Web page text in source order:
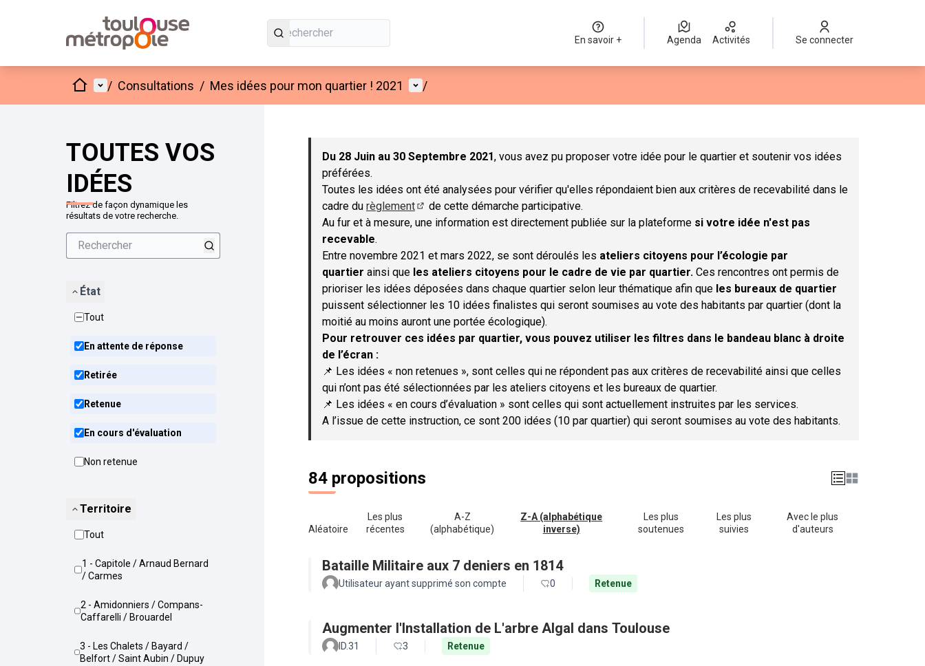
En savoir + Agenda Activités Se connecter
AccueilMenu principal
/ Consultations / Mes idées pour mon quartier ! 2021 Menu utilisateur
/
TOUTES VOS
IDÉES
Filtrez de façon dynamique les
résultats de votre recherche.
État
Tout
En attente de réponse
Retirée
Retenue
En cours d'évaluation
Non retenue
Territoire
Tout
1 - Capitole / Arnaud Bernard
/ Carmes
2 - Amidonniers / Compans-
Caffarelli / Brouardel
3 - Les Chalets / Bayard /
Belfort / Saint Aubin / Dupuy
Passer la carte
Du 28 Juin au 30 Septembre 2021, vous avez pu proposer votre idée pour le quartier et soutenir vos idées
préférées.
Toutes les idées ont été analysées pour vérifier qu'elles répondaient bien aux critères de recevabilité dans le
cadre du règlement
(S'ouvre dans un nouvel onglet)
de cette démarche participative.
Au fur et à mesure, une information est directement publiée sur la plateforme si votre idée n'est pas
recevable.
Entre novembre 2021 et mars 2022, se sont déroulés les ateliers citoyens pour l’écologie par
quartier ainsi que les ateliers citoyens pour le cadre de vie par quartier. Ces rencontres ont permis de
prioriser les idées déposées dans chaque quartier selon leur thématique afin que les bureaux de quartier
puissent sélectionner les 10 idées finalistes qui seront soumises au vote des habitants par quartier (dont la
moitié au moins auront une portée écologique).
Pour retrouver ces idées par quartier, vous pouvez utiliser les filtres dans le bandeau blanc à droite
de l’écran :
📌 Les idées « non retenues », sont celles qui ne répondent pas aux critères de recevabilité ainsi que celles
qui n’ont pas été sélectionnées par les ateliers citoyens et les bureaux de quartier.
📌 Les idées « en cours d’évaluation » sont celles qui sont actuellement instruites par les services.
A l’issue de cette instruction, ce sont 200 idées (10 par quartier) qui seront soumises au vote des habitants.
84 propositions
Aléatoire
Les plus
récentes
A-Z
(alphabétique)
Z-A (alphabétique
inverse)
Les plus
soutenues
Les plus
suivies
Avec le plus
d'auteurs
Bataille Militaire aux 7 deniers en 1814
Utilisateur ayant supprimé son compte 0 Retenue
Augmenter l'Installation de L'arbre Algal dans Toulouse
ID.31 3 Retenue